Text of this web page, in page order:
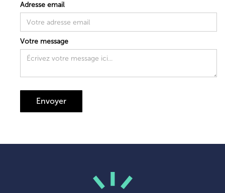
Adresse email
Votre message